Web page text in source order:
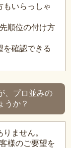
もいらっしゃ
順位の付け方
を確認できる
、プロ並みの
うか？
ません。
様のご要望を